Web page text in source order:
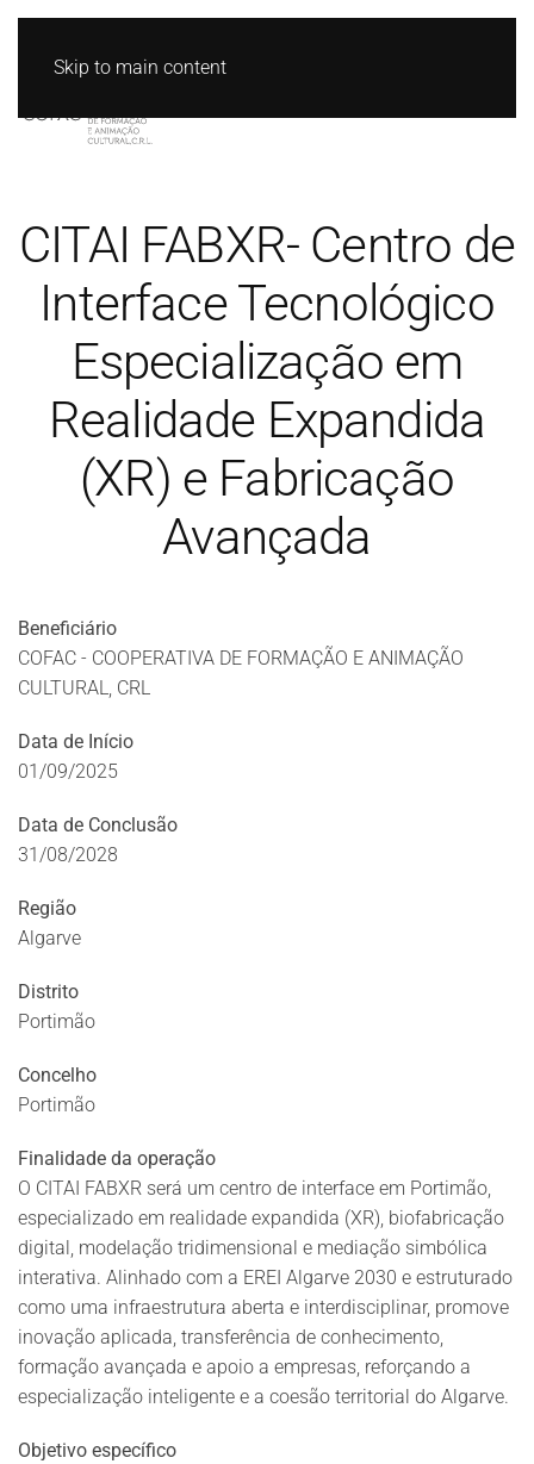
Skip to main content
CITAI FABXR- Centro de
Interface Tecnológico
Especialização em
Realidade Expandida
(XR) e Fabricação
Avançada
Beneficiário
COFAC - COOPERATIVA DE FORMAÇÃO E ANIMAÇÃO
CULTURAL, CRL
Data de Início
01/09/2025
Data de Conclusão
31/08/2028
Região
Algarve
Distrito
Portimão
Concelho
Portimão
Finalidade da operação
O CITAI FABXR será um centro de interface em Portimão,
especializado em realidade expandida (XR), biofabricação
digital, modelação tridimensional e mediação simbólica
interativa. Alinhado com a EREI Algarve 2030 e estruturado
como uma infraestrutura aberta e interdisciplinar, promove
inovação aplicada, transferência de conhecimento,
formação avançada e apoio a empresas, reforçando a
especialização inteligente e a coesão territorial do Algarve.
Objetivo específico